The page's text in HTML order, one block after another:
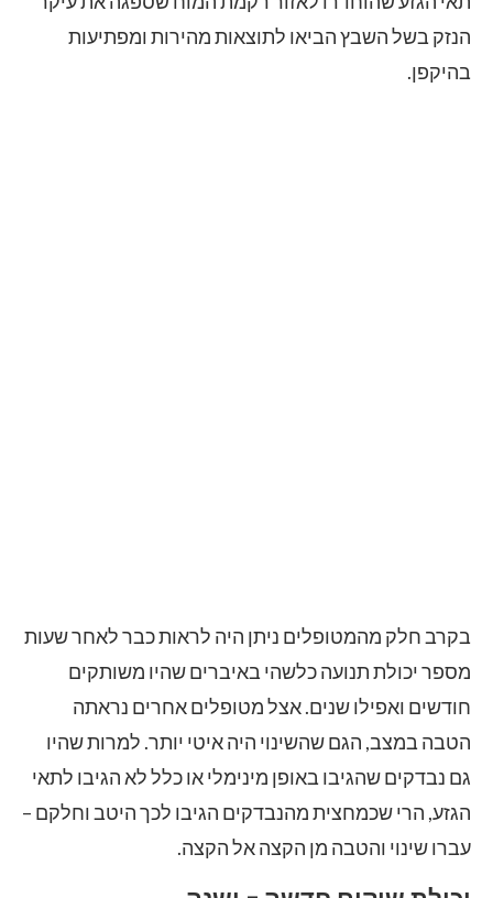
הנזק בשל השבץ הביאו לתוצאות מהירות ומפתיעות
בהיקפן.
בקרב חלק מהמטופלים ניתן היה לראות כבר לאחר שעות
מספר יכולת תנועה כלשהי באיברים שהיו משותקים
חודשים ואפילו שנים. אצל מטופלים אחרים נראתה
הטבה במצב, הגם שהשינוי היה איטי יותר. למרות שהיו
גם נבדקים שהגיבו באופן מינימלי או כלל לא הגיבו לתאי
הגזע, הרי שכמחצית מהנבדקים הגיבו לכך היטב וחלקם –
עברו שינוי והטבה מן הקצה אל הקצה.